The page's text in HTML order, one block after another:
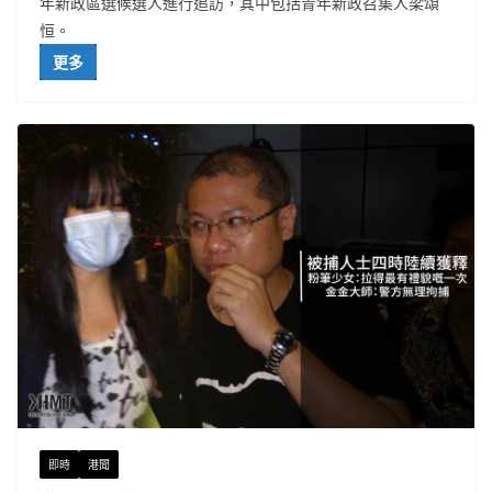
恒。
更多
即時 港聞